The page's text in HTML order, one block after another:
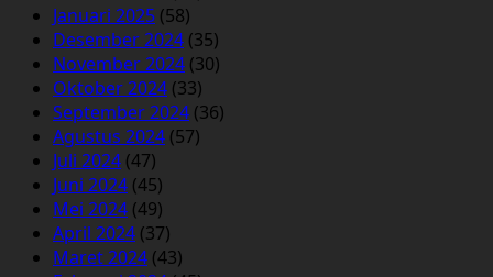
Januari 2025 (58)
Desember 2024 (35)
November 2024 (30)
Oktober 2024 (33)
September 2024 (36)
Agustus 2024 (57)
Juli 2024 (47)
Juni 2024 (45)
Mei 2024 (49)
April 2024 (37)
Maret 2024 (43)